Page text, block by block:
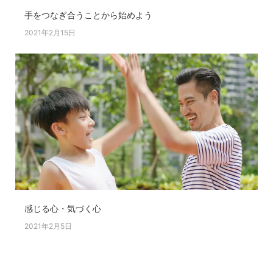
手をつなぎ合うことから始めよう
2021年2月15日
感じる心・気づく心
2021年2月5日